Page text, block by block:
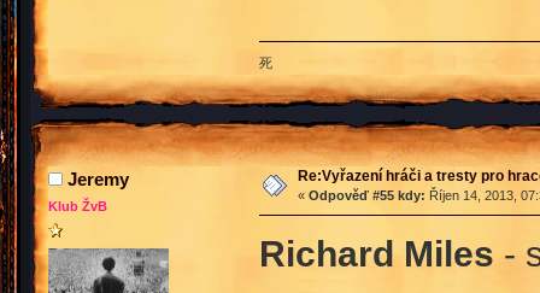
死
Jeremy
Klub ŽvB
Re:Vyřazení hráči a tresty pro
« Odpověď #55 kdy: Říjen 14, 2013,
Richard Miles -